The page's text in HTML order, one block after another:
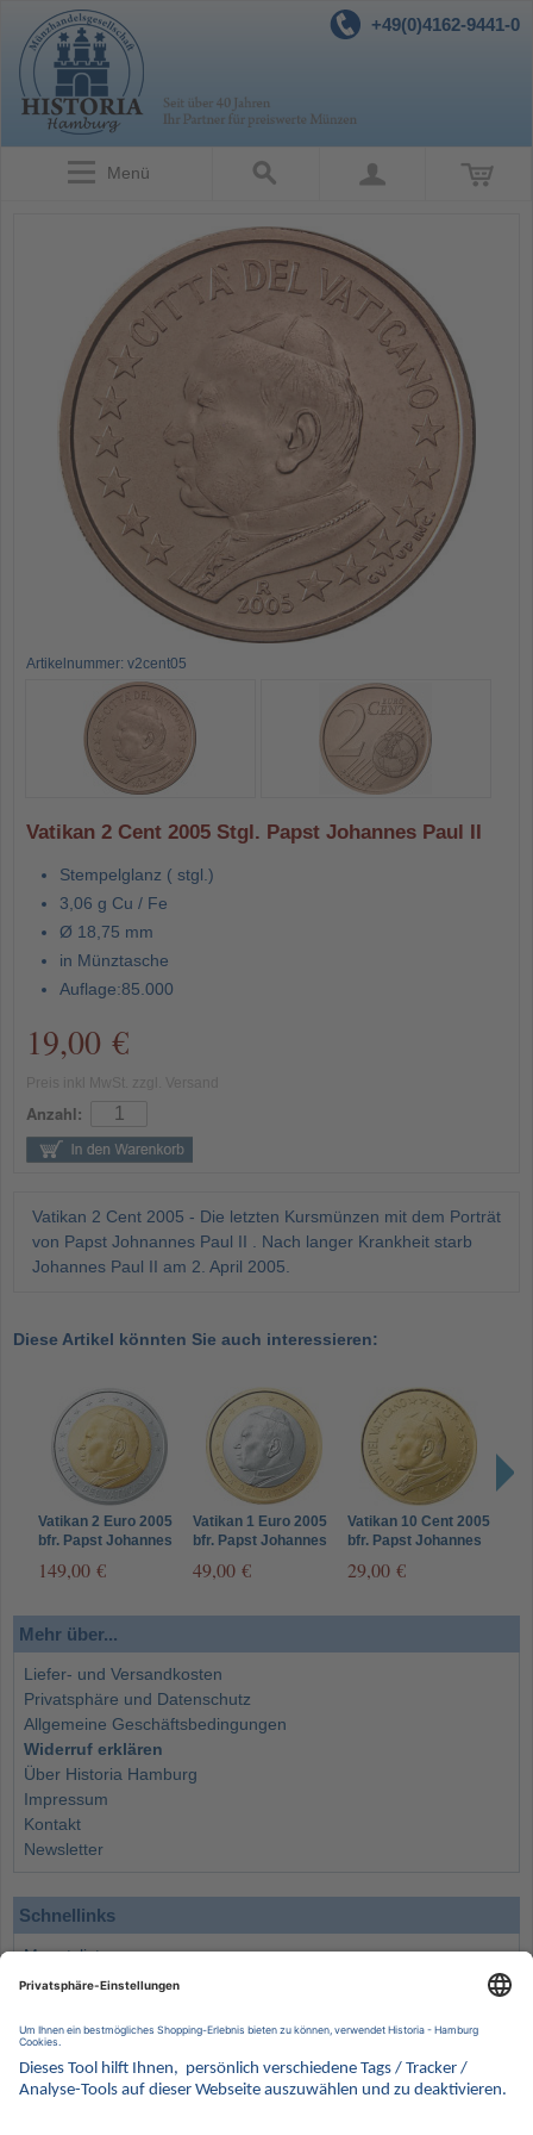
+49(0)4162-9441-0
Menü
Artikelnummer: v2cent05
Vatikan 2 Cent 2005 Stgl. Papst Johannes Paul II
Stempelglanz ( stgl.)
3,06 g Cu / Fe
Ø 18,75 mm
in Münztasche
Auflage:85.000
19,00 €
Anzahl:
Vatikan 2 Cent 2005 - Die letzten Kursmünzen mit dem Porträt
von Papst Johnannes Paul II . Nach langer Krankheit starb
Johannes Paul II am 2. April 2005.
Diese Artikel könnten Sie auch interessieren:
Vatikan 2 Euro 2005
bfr. Papst Johannes
149,00 €
Vatikan 1 Euro 2005
bfr. Papst Johannes
49,00 €
Vatikan 10 Cent 2005
bfr. Papst Johannes
29,00 €
Mehr über...
Liefer- und Versandkosten
Privatsphäre und Datenschutz
Allgemeine Geschäftsbedingungen
Widerruf erklären
Über Historia Hamburg
Impressum
Kontakt
Newsletter
Schnellinks
Monatsliste
Angebote
Wissenswertes
Kontakt